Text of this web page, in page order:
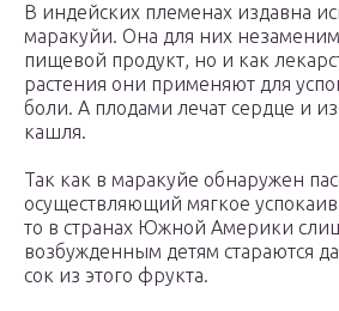
В индейских племенах издавна
маракуйи. Она для них
пищевой продукт, но и как
растения они применяют для
боли. А плодами лечат сердце и
кашля.
Так как в маракуйе обнаружен
осуществляющий мягкое
то в странах Южной Америки
возбужденным детям стараются
сок из этого фрукта.